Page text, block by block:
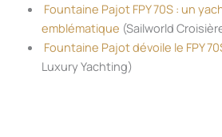
Fountaine Pajot FPY 70S : un
emblématique (Sailworld
Fountaine Pajot dévoile le FPY
Luxury Yachting)